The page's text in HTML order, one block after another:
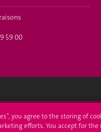
59 00
you agree to the storing of
efforts. You accept for